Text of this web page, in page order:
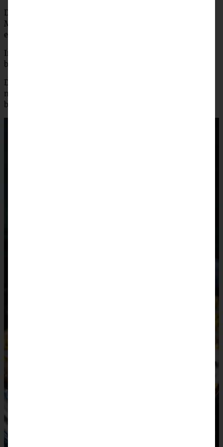
Die Heferollen im vorgeheizten Backofen für 25 – 30
Minuten goldbraun backen. Aus dem Ofen nehmen und
etwas abkühlen lassen.
Inzwischen die Glasur rühren und dann die Rollen damit
bestreichen und mit den gehackten Pistazien bestreuen.
Die Rollen schmecken lauwarm genial und Ihr solltet sie
möglichst frisch verzehren, dann sind sie einfach am
besten!